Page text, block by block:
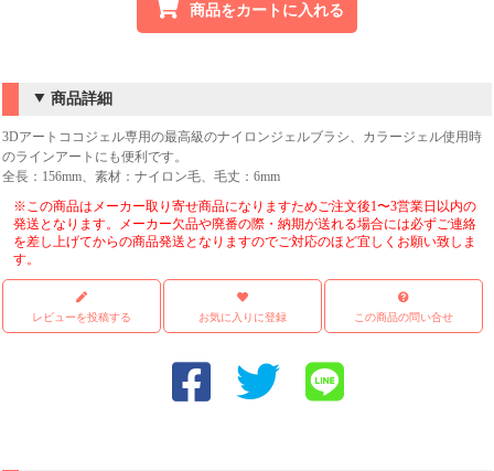
商品をカートに入れる
商品詳細
3Dアートココジェル専用の最高級のナイロンジェルブラシ、カラージェル使用時
のラインアートにも便利です。
全長：156mm、素材：ナイロン毛、毛丈：6mm
※この商品はメーカー取り寄せ商品になりますためご注文後1〜3営業日以内の
発送となります。メーカー欠品や廃番の際・納期が送れる場合には必ずご連絡
を差し上げてからの商品発送となりますのでご対応のほど宜しくお願い致しま
す。
レビューを投稿する お気に入りに登録 この商品の問い合せ